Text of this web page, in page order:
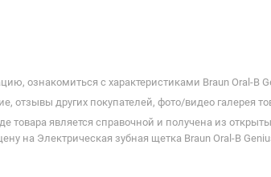
ознакомиться с характеристиками Braun Oral-B
отзывы других покупателей, фото/видео галерея
товара является справочной и получена из
на Электрическая зубная щетка Braun Oral-B